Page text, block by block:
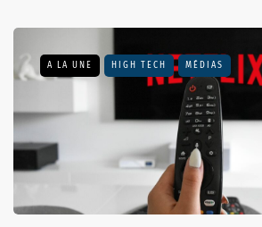
A LA UNE HIGH TECH MÉDIAS